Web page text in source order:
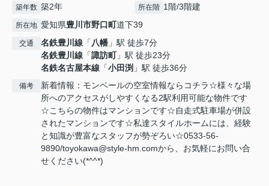
築年数 築2年 所在階 1階/3階建
所在地 愛知県豊川市野口町道下39
交通 名鉄豊川線 「八幡 」駅 徒歩7分
名鉄豊川線 「諏訪町」駅 徒歩23分
名鉄名古屋本線 「小田渕 」駅 徒歩36分
備考
新着情報：モンベールの空室情報ならコチラ☆様々な場
所へのアクセスがしやすくなる2駅利用可能な物件です
☆こちらの物件はマンションです☆自走式駐車場が併設
されたマンションです☆私達スタイルホームには、経験
と知識が豊富なスタッフが勢ぞろい☆0533-56-
9890/toyokawa@style-hm.comから、お気軽にお問い合
せください(*^^*)